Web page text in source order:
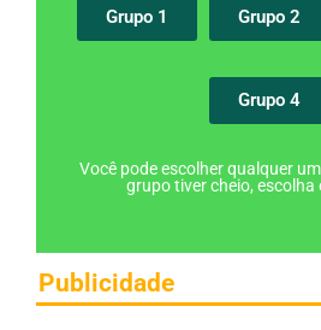
Grupo 1 Grupo 2
Grupo 4
Você pode escolher qualquer
grupo tiver cheio,
Publicidade